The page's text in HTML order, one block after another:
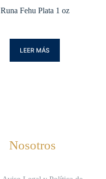
Runa Fehu Plata 1 oz
LEER MÁS
Nosotros